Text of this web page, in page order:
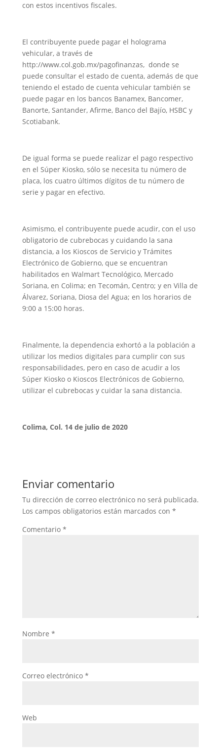
con estos incentivos fiscales.
El contribuyente puede pagar el holograma
vehicular, a través de
http://www.col.gob.mx/pagofinanzas, donde se
puede consultar el estado de cuenta, además de que
teniendo el estado de cuenta vehicular también se
puede pagar en los bancos Banamex, Bancomer,
Banorte, Santander, Afirme, Banco del Bajío, HSBC y
Scotiabank.
De igual forma se puede realizar el pago respectivo
en el Súper Kiosko, sólo se necesita tu número de
placa, los cuatro últimos dígitos de tu número de
serie y pagar en efectivo.
Asimismo, el contribuyente puede acudir, con el uso
obligatorio de cubrebocas y cuidando la sana
distancia, a los Kioscos de Servicio y Trámites
Electrónico de Gobierno, que se encuentran
habilitados en Walmart Tecnológico, Mercado
Soriana, en Colima; en Tecomán, Centro; y en Villa de
Álvarez, Soriana, Diosa del Agua; en los horarios de
9:00 a 15:00 horas.
Finalmente, la dependencia exhortó a la población a
utilizar los medios digitales para cumplir con sus
responsabilidades, pero en caso de acudir a los
Súper Kiosko o Kioscos Electrónicos de Gobierno,
utilizar el cubrebocas y cuidar la sana distancia.
Colima, Col. 14 de julio de 2020
Enviar comentario
Tu dirección de correo electrónico no será publicada.
Los campos obligatorios están marcados con *
Comentario *
Nombre *
Correo electrónico *
Web